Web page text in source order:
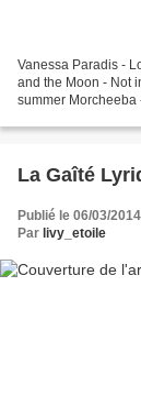
Vanessa Paradis -
and the Moon - Not
summer Morcheeba
La Gaîté
Publié le 06/03/
Par livy_etoile